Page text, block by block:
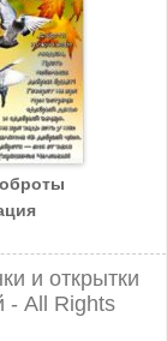
и открытки
- All Rights